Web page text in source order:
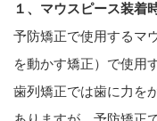
１、マウスピース装着
予防矯正で使用するマ
を動かす矯正）で使用
歯列矯正では歯に力を